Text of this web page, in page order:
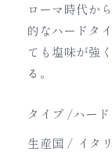
ロ
マ
ー
の
数
ローマ時代か
的なハードタ
ても塩味が強
る。
タイプ /ハー
生産国 / イタ